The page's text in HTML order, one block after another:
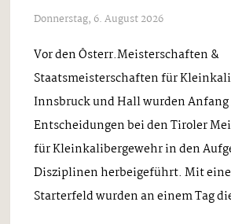
Donnerstag, 6. August 2026
Vor den Österr.Meisterschaften &
Staatsmeisterschaften für
Innsbruck und Hall wurden Anfang
Entscheidungen bei den Tiroler
für Kleinkalibergewehr in den
Disziplinen herbeigeführt. Mit
Starterfeld wurden an einem Tag